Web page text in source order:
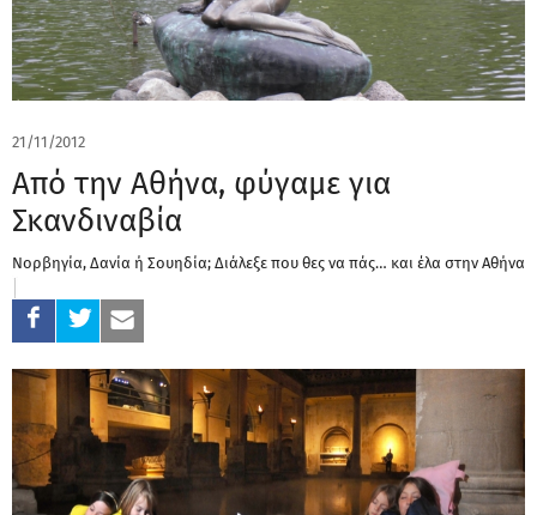
21/11/2012
Από την Αθήνα, φύγαμε για
Σκανδιναβία
Νορβηγία, Δανία ή Σουηδία; Διάλεξε που θες να πάς… και έλα στην Αθήνα